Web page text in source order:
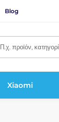
Blog
Π.χ. προϊόν,
Xiaomi